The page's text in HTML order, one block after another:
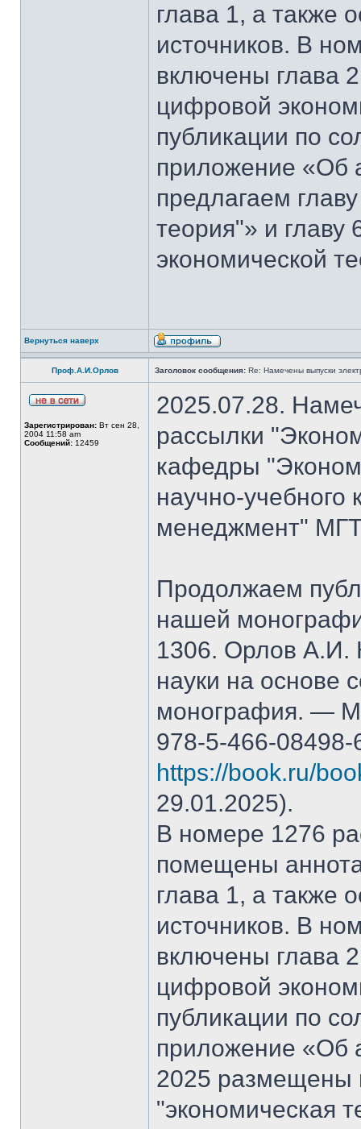
глава 1, а также
источников. В
включены глава
цифровой
публикации по
приложение «Об
предлагаем
теория"» и главу
экономической
Вернуться наверх
Проф.А.И.Орлов Заголовок сообщения: Re: Намечены выпуски
Зарегистрирован: Вт сен 28,
2004 11:58 am
Сообщений: 12459
2025.07.28.
рассылки
кафедры
научно-
менеджмент"
Продолжаем
нашей
1306. Орлов А.И.
науки на основе
монография. —
978-5-466-
https://book.ru/
29.01.2025).
В номере 1276
помещены
глава 1, а также
источников. В
включены глава
цифровой
публикации по
приложение «Об
2025 размещены
"экономическая